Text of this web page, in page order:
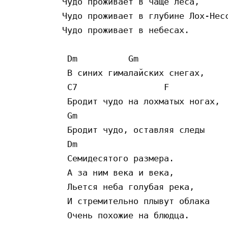
Чудо проживает в глубине Лох-
Чудо проживает в небесах.
Dm          Gm
В синих гималайских снегах,
C7                 F
Бродит чудо на лохматых ногах,
Gm
Бродит чудо, оставляя следы
Dm
Семидесятого размера.
А за ним века и века,
Льется неба голубая река,
И стремительно плывут облака
Очень похожие на блюдца.